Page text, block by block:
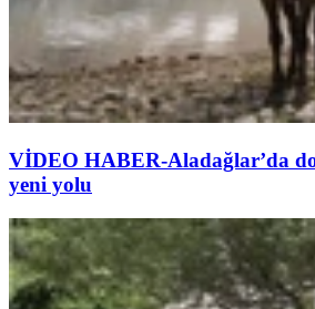
VİDEO HABER-Aladağlar’da
yeni yolu